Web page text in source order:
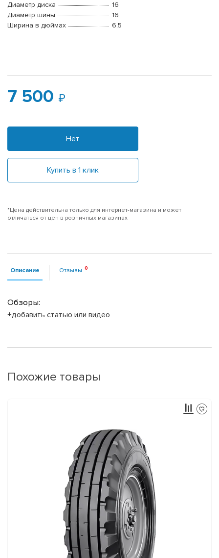
Диаметр диска
16
Диаметр шины
16
Ширина в дюймах
6,5
7 500
Нет
Купить в 1 клик
*Цена действительна только для интернет-магазина и может
отличаться от цен в розничных магазинах
Описание Отзывы
Обзоры:
+добавить статью или видео
Похожие товары